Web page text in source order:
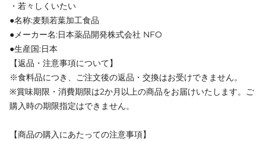
・若々しくいたい
●名称:麦類若葉加工食品
●メーカー名:日本薬品開発株式会社 NFO
●生産国:日本
【返品・注意事項について】
※食料品につき、ご注文後の返品・交換はお受けできません。
※賞味期限・消費期限は2か月以上の商品をお届けいたします。ご
購入時の期限指定はできません。
【商品の購入にあたっての注意事項】